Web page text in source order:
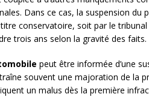
Dans ce cas, la suspension du
conservatoire, soit par le
trois ans selon la gravité des faits.
peut être informée d’une
souvent une majoration de la
un malus dès la première